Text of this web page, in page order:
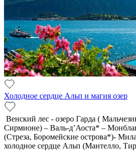
Холодное сердце Альп и магия озер
Венский лес - озеро Гарда (
Сирмионе) – Валь-д’Аоста* –
(Стреза, Боромейские острова*)-
холодное сердце Альп (Мантелло,